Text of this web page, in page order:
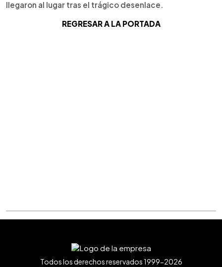
llegaron al lugar tras el trágico desenlace.
REGRESAR A LA PORTADA
Todos los derechos reservados 1999-2026